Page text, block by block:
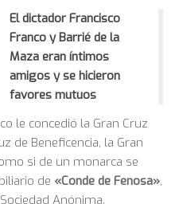
El dictador Francisco
Franco y Barrié de la
Maza eran íntimos
amigos y se hicieron
favores mutuos
le concedió la Gran Cruz
de Beneficencia, la Gran
si de un monarca se
de «Conde de Fenosa»,
Anónima.